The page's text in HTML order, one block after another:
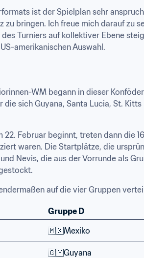
ist der Spielplan sehr
zu bringen. Ich freue mich darauf zu
Turniers auf kollektiver Ebene
amerikanischen Auswahl.
WM begann in dieser
die sich Guyana, Santa Lucia, St.
22. Februar beginnt, treten dann die
waren. Die Startplätze, die
Nevis, die aus der Vorrunde als
auf die vier Gruppen
Gruppe D
🇲🇽Mexiko
🇬🇾Guyana